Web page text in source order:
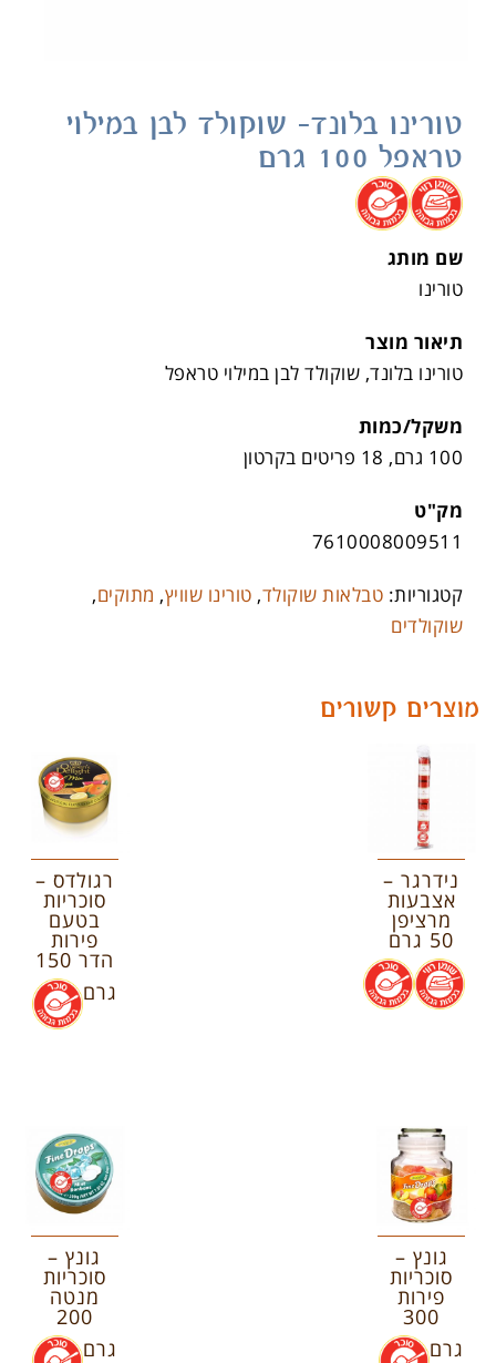
טורינו בלונד- שוקולד לבן במילוי
טראפל 100 גרם
.
.
שם מותג
טורינו
תיאור מוצר
טורינו בלונד, שוקולד לבן במילוי טראפל
משקל/כמות
100 גרם, 18 פריטים בקרטון
מק"ט
7610008009511
קטגוריות: טבלאות שוקולד, טורינו שוויץ, מתוקים,
שוקולדים
מוצרים קשורים
נידרגר –
אצבעות
מרציפן
50 גרם
.
.
רגולדס –
סוכריות
בטעם
פירות
הדר 150
גרם
.
גונץ –
סוכריות
פירות
300
גרם
.
גונץ –
סוכריות
מנטה
200
גרם
.